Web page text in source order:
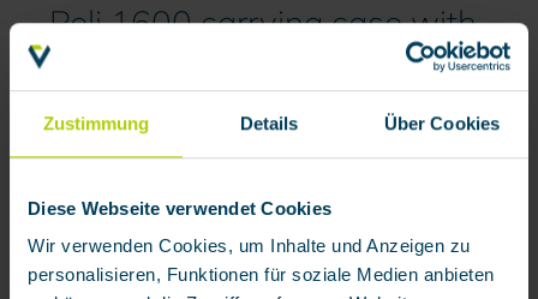
Zustimmung Details Über Cookies
Diese Webseite verwendet Cookies
Wir verwenden Cookies, um Inhalte und Anzeigen zu
personalisieren, Funktionen für soziale Medien anbieten
Peli 1600 carrying case with
foam insert for Oxylator